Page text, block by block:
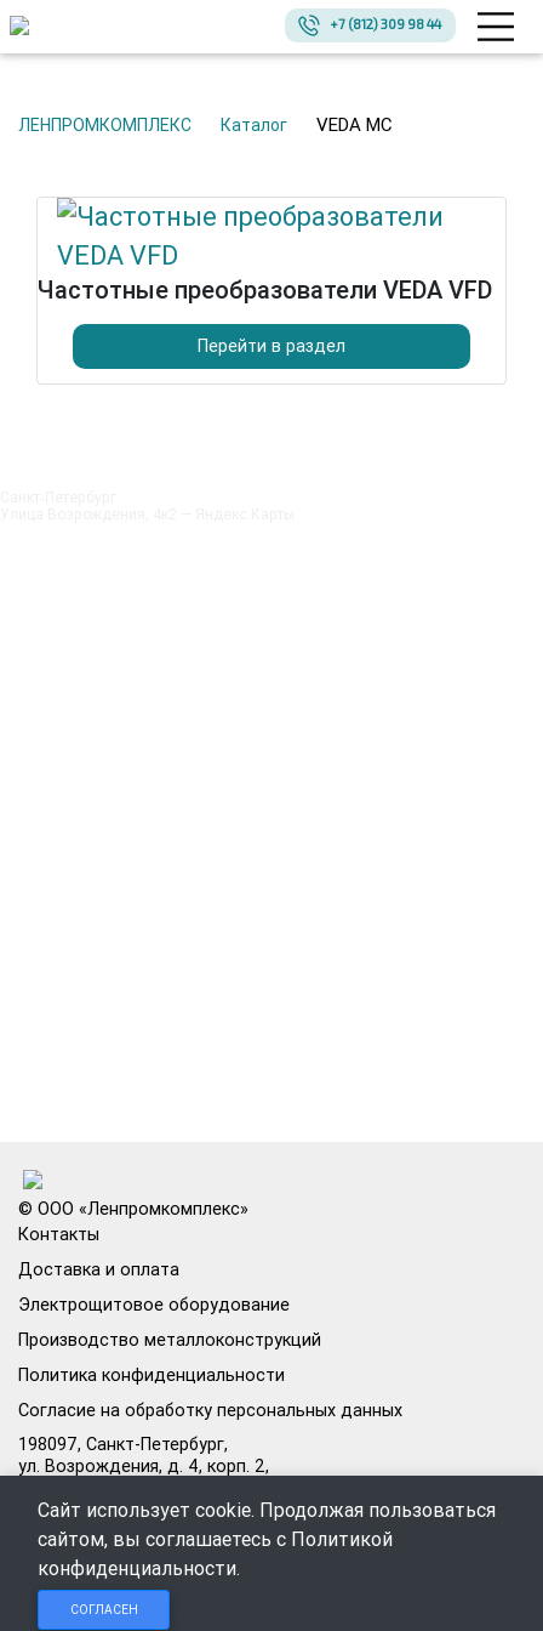
+7 (812) 309 98 44
ЛЕНПРОМКОМПЛЕКС Каталог VEDA MC
Частотные преобразователи VEDA VFD
Перейти в раздел
© ООО «Ленпромкомплекс»
Контакты
Доставка и оплата
Электрощитовое оборудование
Производство металлоконструкций
Политика конфиденциальности
Согласие на обработку персональных данных
198097, Санкт-Петербург,
ул. Возрождения, д. 4, корп. 2,
Режим работы офиса:
Пн–Пт: 09:00–18:00
+7 (812) 309-98-44
Сайт использует cookie. Продолжая пользоваться
сайтом, вы соглашаетесь с Политикой
конфиденциальности.
СОГЛАСЕН